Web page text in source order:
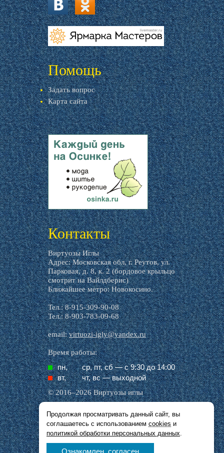
vk.com ok.ru
livemaster.ru
Помощь
Задать вопрос
Карта сайта
livemaster.ru
Контакты
Виртуозы Иглы
Адрес: Московская обл, г. Реутов, ул.
Парковая, д. 8, к. 2 (бордовое крыльцо
смотрит на Вайлдберис)
Ближайшее метро: Новокосино.
Тел.: 8-915-309-90-08
Тел.: 8-903-783-09-68
email:virtuozi-igly@yandex.ru
Время работы:
пн,
ср, пт, cб — с 9:30 до 14:00
вт,
чт, вс — выходной
© 2016–2026 Виртуозы иглы
Все названия производителей, символика и
описания, присутствующие в наших картинках
и тексте, используются исключительно в целях
идентификации.
Продолжая просматривать данный сайт, вы
соглашаетесь с использованием cookies и
политикой обработки персональных данных.
Ознакомлен, согласен